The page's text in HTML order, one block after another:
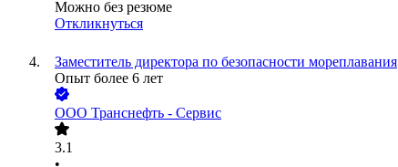
Можно без резюме
Откликнуться
Заместитель директора по безопасности мореплавания
Опыт более 6 лет
ООО Транснефть - Сервис
3.1